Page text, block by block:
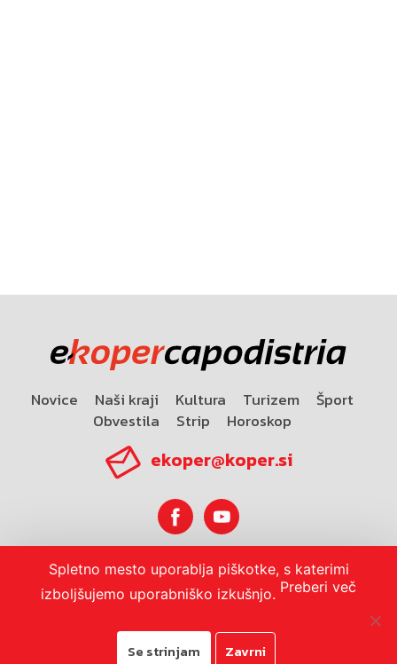
Novice Naši kraji Kultura Turizem
Šport
Obvestila
Strip Horoskop
ekoper@koper.si
Horoskop
Spletno mesto uporablja piškotke, s katerimi
izboljšujemo uporabniško izkušnjo. Preberi več
Se strinjam Zavrni